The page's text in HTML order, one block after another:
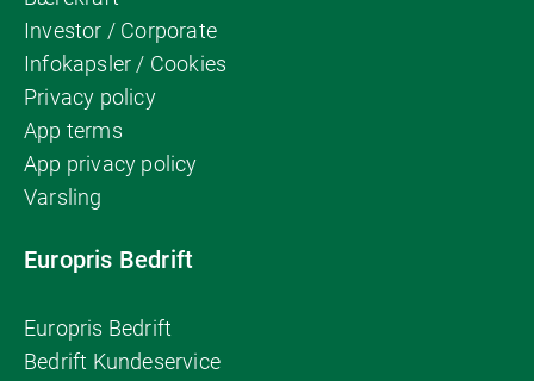
Investor / Corporate
Infokapsler / Cookies
Privacy policy
App terms
App privacy policy
Varsling
Europris Bedrift
Europris Bedrift
Bedrift Kundeservice